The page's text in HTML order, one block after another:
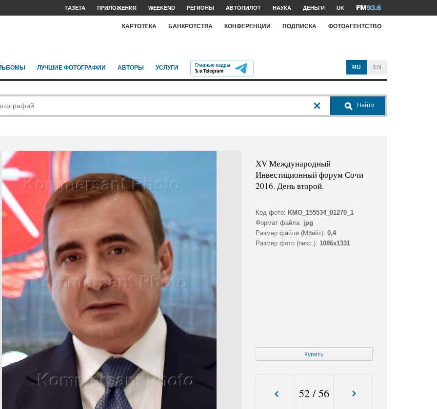
ГАЗЕТА ПРИЛОЖЕНИЯ WEEKEND РЕГИОНЫ АВТОПИЛОТ НАУКА ДЕНЬГИ UK
КАРТОТЕКА БАНКРОТСТВА КОНФЕРЕНЦИИ ПОДПИСКА ФОТОАГЕНТСТВО
ЛУЧШИЕ ФОТОГРАФИИ АВТОРЫ УСЛУГИ RU EN
Найти
XV Международный
Инвестиционный форум Сочи
2016. День второй.
Код фото: KMO_155534_01270_1
Формат файла: jpg
Размер файла (Мбайт): 0,4
Размер фото (пикс.): 1086x1331
Купить
52/56